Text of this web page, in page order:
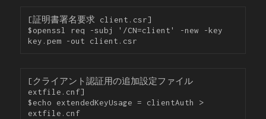
[証明書署名要求 client.csr]
$openssl req -subj '/CN=client' -new -key
key.pem -out client.csr
[クライアント認証用の追加設定ファイル
extfile.cnf]
$echo extendedKeyUsage = clientAuth >
extfile.cnf